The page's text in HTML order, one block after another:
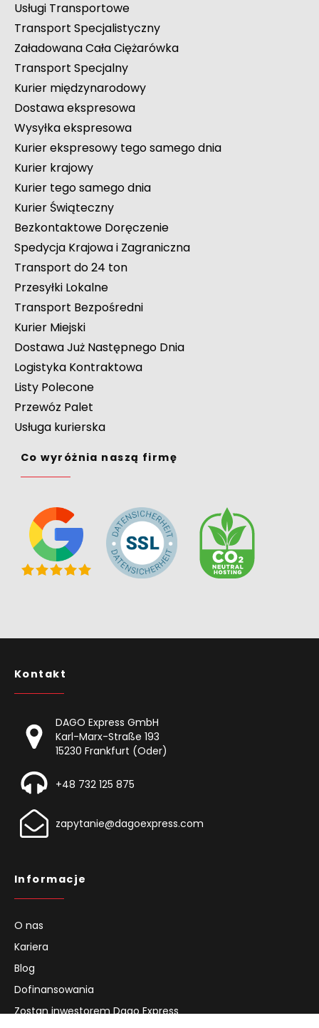
Usługi Transportowe
Transport Specjalistyczny
Załadowana Cała Ciężarówka
Transport Specjalny
Kurier międzynarodowy
Dostawa ekspresowa
Wysyłka ekspresowa
Kurier ekspresowy tego samego dnia
Kurier krajowy
Kurier tego samego dnia
Kurier Świąteczny
Bezkontaktowe Doręczenie
Spedycja Krajowa i Zagraniczna
Transport do 24 ton
Przesyłki Lokalne
Transport Bezpośredni
Kurier Miejski
Dostawa Już Następnego Dnia
Logistyka Kontraktowa
Listy Polecone
Przewóz Palet
Usługa kurierska
Co wyróżnia naszą firmę
Kontakt
DAGO Express GmbH
Karl-Marx-Straße 193
15230 Frankfurt (Oder)
+48 732 125 875
zapytanie@dagoexpress.com
Informacje
O nas
Kariera
Blog
Dofinansowania
Zostan inwestorem Dago Express